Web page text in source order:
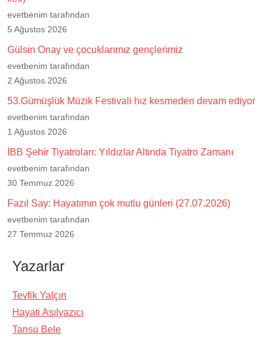
evetbenim tarafından
5 Ağustos 2026
Gülsin Onay ve çocuklarımız gençlerimiz
evetbenim tarafından
2 Ağustos 2026
53.Gümüşlük Müzik Festivali hız kesmeden devam ediyor
evetbenim tarafından
1 Ağustos 2026
İBB Şehir Tiyatroları: Yıldızlar Altında Tiyatro Zamanı
evetbenim tarafından
30 Temmuz 2026
Fazıl Say: Hayatımın çok mutlu günleri (27.07.2026)
evetbenim tarafından
27 Temmuz 2026
Yazarlar
Tevfik Yalçın
Hayati Asılyazıcı
Tansu Bele